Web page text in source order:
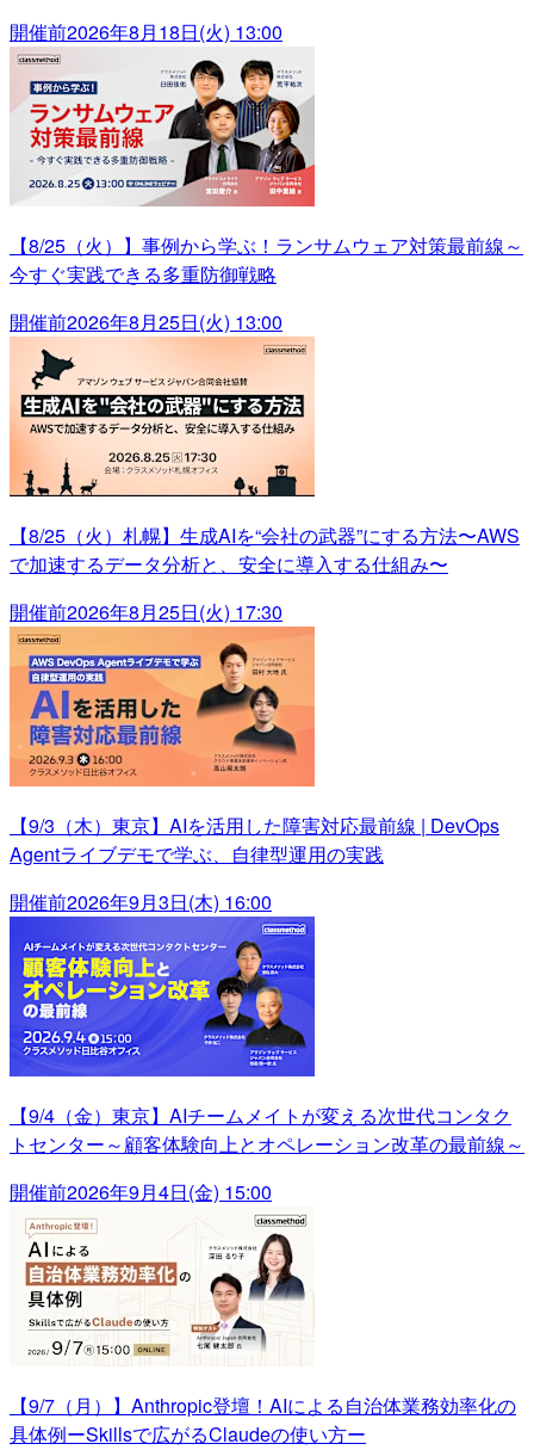
開催前2026年8月18日(火) 13:00
【8/25（火）】事例から学ぶ！ランサムウェア対策最前線～
今すぐ実践できる多重防御戦略
開催前2026年8月25日(火) 13:00
【8/25（火）札幌】生成AIを“会社の武器”にする方法〜AWS
で加速するデータ分析と、安全に導入する仕組み〜
開催前2026年8月25日(火) 17:30
【9/3（木）東京】AIを活用した障害対応最前線 | DevOps
Agentライブデモで学ぶ、自律型運用の実践
開催前2026年9月3日(木) 16:00
【9/4（金）東京】AIチームメイトが変える次世代コンタク
トセンター～顧客体験向上とオペレーション改革の最前線～
開催前2026年9月4日(金) 15:00
【9/7（月）】Anthropic登壇！AIによる自治体業務効率化の
具体例ーSkillsで広がるClaudeの使い方ー